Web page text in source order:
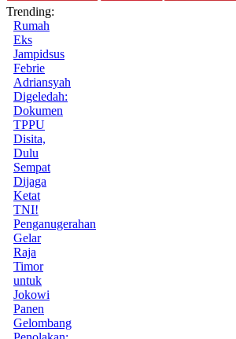
Trending:
Rumah
Eks
Jampidsus
Febrie
Adriansyah
Digeledah:
Dokumen
TPPU
Disita,
Dulu
Sempat
Dijaga
Ketat
TNI!
Penganugerahan
Gelar
Raja
Timor
untuk
Jokowi
Panen
Gelombang